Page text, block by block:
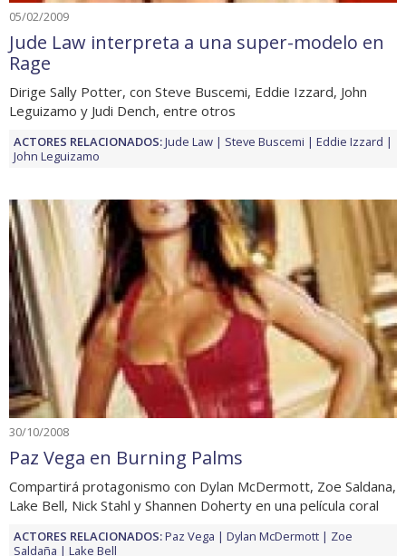
05/02/2009
Jude Law interpreta a una super-modelo en
Rage
Dirige Sally Potter, con Steve Buscemi, Eddie Izzard, John
Leguizamo y Judi Dench, entre otros
ACTORES RELACIONADOS:Jude Law Steve Buscemi
Eddie Izzard
John Leguizamo
30/10/2008
Paz Vega en Burning Palms
Compartirá protagonismo con Dylan McDermott, Zoe Saldana,
Lake Bell, Nick Stahl y Shannen Doherty en una película coral
ACTORES RELACIONADOS:Paz Vega Dylan McDermott
Zoe
Saldaña
Lake Bell